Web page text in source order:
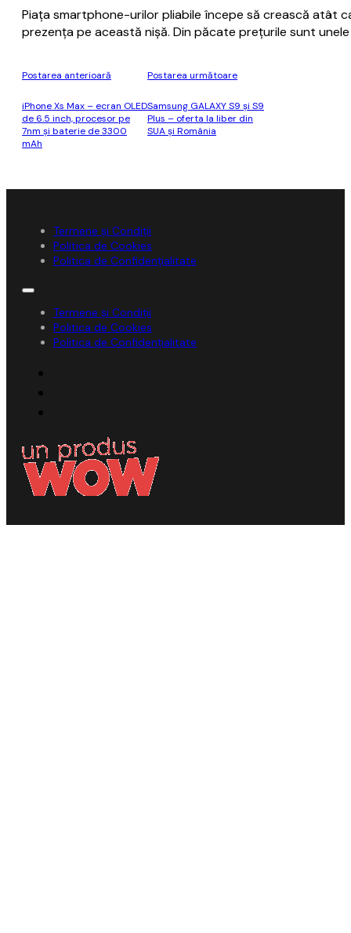
Piaţa smartphone-urilor pliabile începe să crească atât
prezenţa pe această nişă. Din păcate preţurile sunt
Postarea anterioară
iPhone Xs Max – ecran OLED
de 6.5 inch, procesor pe
7nm și baterie de 3300
mAh
Postarea următoare
Samsung GALAXY S9 și S9
Plus – oferta la liber din
SUA și România
Termene și Condiții
Politica de Cookies
Politica de Confidențialitate
Termene și Condiții
Politica de Cookies
Politica de Confidențialitate